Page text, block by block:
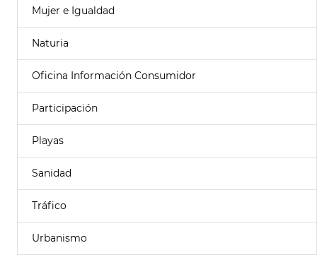
Mujer e Igualdad
Naturia
Oficina Información Consumidor
Participación
Playas
Sanidad
Tráfico
Urbanismo